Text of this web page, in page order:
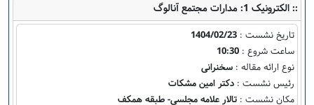
:: الکترونیک 1: مدارات مجتمع آنالوگ
تاریخ نشست : 1404/02/23
ساعت شروع : 10:30
نوع ارائه مقاله : سخنرانی
رئیس نشست : دکتر امین مشکات
مکان نشست : تالار علامه مجلسی- طبقه همکف